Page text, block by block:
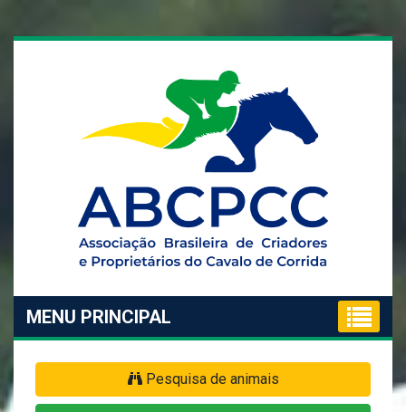
MENU PRINCIPAL
Pesquisa de animais